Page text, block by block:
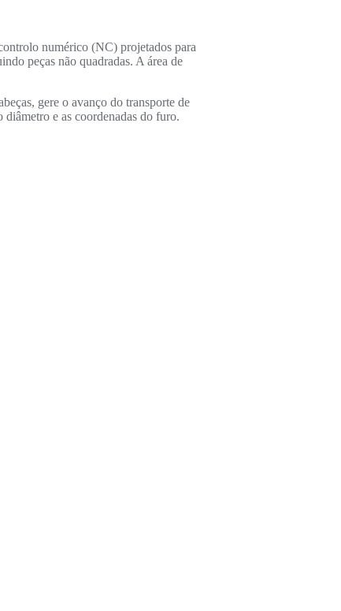
numérico (NC) projetados para
peças não quadradas. A área de
gere o avanço do transporte de
e as coordenadas do furo.